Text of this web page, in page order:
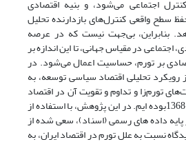
اجتماعی می‌شود، و بنیه اقتصادی
سطح واقعی کنترل‌های بازدارنده تحلیل
بنابراین، بی‌جهت نیست که در عرصه
در مقیاس جهانی، تا این اندازه بر
بر تورم، حساسیت اعمال می‌شود. در
رویکرد تحلیلی اقتصاد سیاسی توسعه، به
تورم‌زا و تداوم و تقویت آن در اقتصاد
ایم. در این پژوهش، با استفاده از
دادههای رسمی (اسناد)، سعی شده از
نسبت به علل تورم در اقتصاد ایران، به